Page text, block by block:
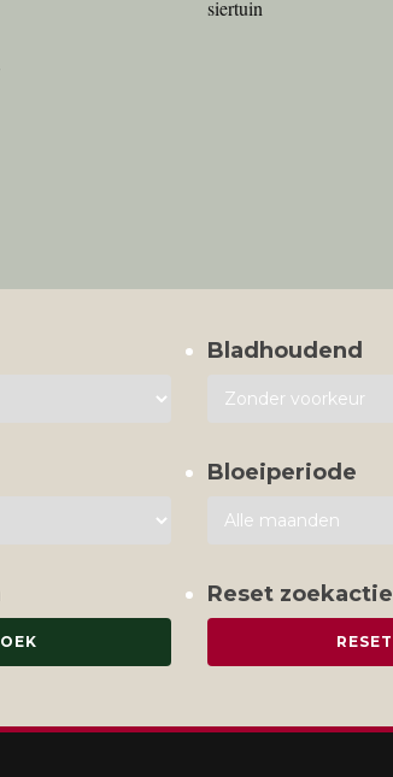
siertuin
Bladhoudend
Bloeiperiode
Reset zoekactie